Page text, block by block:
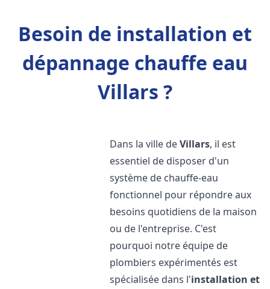
Besoin de installation et
dépannage chauffe eau
Villars ?
Dans la ville deVillars, il est
essentiel de disposer d'un
système de chauffe-eau
fonctionnel pour répondre aux
besoins quotidiens de la maison
ou de l'entreprise. C'est
pourquoi notre équipe de
plombiers expérimentés est
spécialisée dans l'installation et